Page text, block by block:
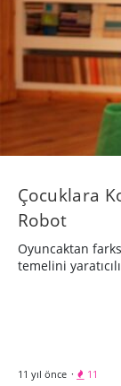
Çocuklara
Robot
Oyuncaktan
temelini
11 yıl önce · 11